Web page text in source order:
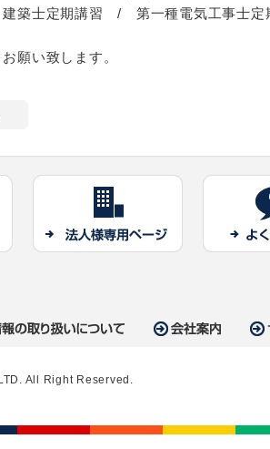
建築士定期講習 / 第一種電気工事士定
願い致します。
All Right Reserved.